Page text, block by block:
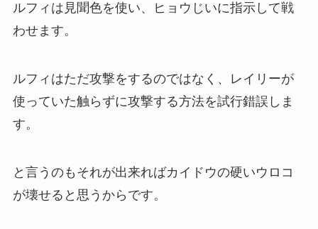
ルフィは見聞色を使い、ヒョウじいに指示して戦
わせます。
ルフィはただ攻撃をするのではなく、レイリーが
使っていた触らずに攻撃する方法を試行錯誤しま
す。
と言うのもそれが出来ればカイドウの硬いウロコ
が壊せると思うからです。